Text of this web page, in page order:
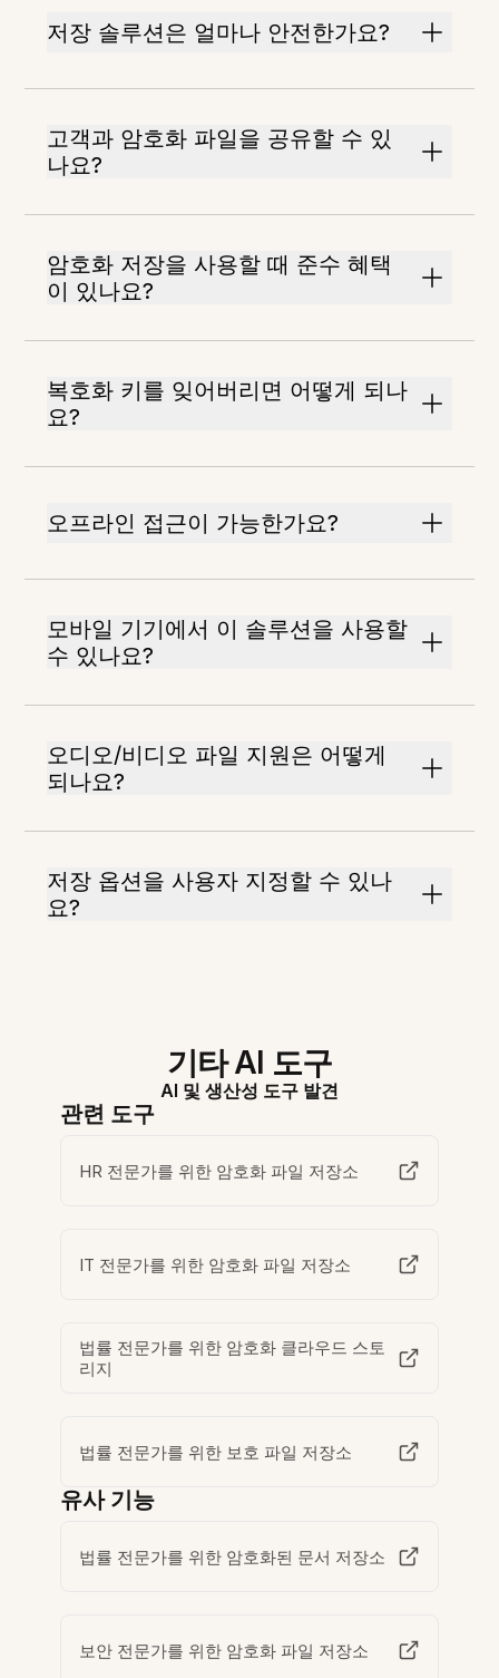
저장 솔루션은 얼마나 안전한가요?
고객과 암호화 파일을 공유할 수 있
나요?
암호화 저장을 사용할 때 준수 혜택
이 있나요?
복호화 키를 잊어버리면 어떻게 되나
요?
오프라인 접근이 가능한가요?
모바일 기기에서 이 솔루션을 사용할
수 있나요?
오디오/비디오 파일 지원은 어떻게
되나요?
저장 옵션을 사용자 지정할 수 있나
요?
기타 AI 도구
AI 및 생산성 도구 발견
관련 도구
HR 전문가를 위한 암호화 파일 저장소
IT 전문가를 위한 암호화 파일 저장소
법률 전문가를 위한 암호화 클라우드 스토
리지
법률 전문가를 위한 보호 파일 저장소
유사 기능
법률 전문가를 위한 암호화된 문서 저장소
보안 전문가를 위한 암호화 파일 저장소